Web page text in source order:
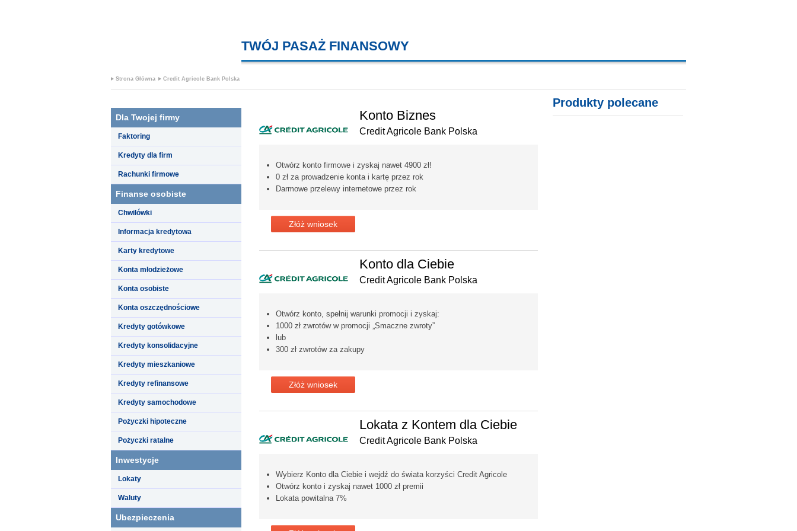
TWÓJ PASAŻ FINANSOWY
Strona Główna Credit Agricole Bank Polska
Dla Twojej firmy
Faktoring
Kredyty dla firm
Rachunki firmowe
Finanse osobiste
Chwilówki
Informacja kredytowa
Karty kredytowe
Konta młodzieżowe
Konta osobiste
Konta oszczędnościowe
Kredyty gotówkowe
Kredyty konsolidacyjne
Kredyty mieszkaniowe
Kredyty refinansowe
Kredyty samochodowe
Pożyczki hipoteczne
Pożyczki ratalne
Inwestycje
Lokaty
Waluty
Ubezpieczenia
Konto Biznes
Credit Agricole Bank Polska
Otwórz konto firmowe i zyskaj nawet 4900 zł!
0 zł za prowadzenie konta i kartę przez rok
Darmowe przelewy internetowe przez rok
Złóż wniosek
Konto dla Ciebie
Credit Agricole Bank Polska
Otwórz konto, spełnij warunki promocji i zyskaj:
1000 zł zwrotów w promocji „Smaczne zwroty”
lub
300 zł zwrotów za zakupy
Złóż wniosek
Lokata z Kontem dla Ciebie
Credit Agricole Bank Polska
Wybierz Konto dla Ciebie i wejdź do świata korzyści Credit Agricole
Otwórz konto i zyskaj nawet 1000 zł premii
Lokata powitalna 7%
Produkty polecane